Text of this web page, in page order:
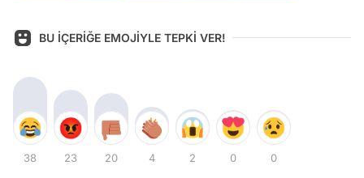
BU İÇERİĞE EMOJİYLE TEPKİ VER!
38 23 20 4 2 0 0